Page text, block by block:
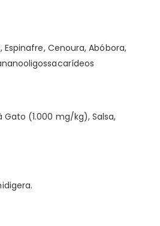
Espinafre, Cenoura, Abóbora,
Gato (1.000 mg/kg), Salsa,